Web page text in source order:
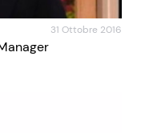
31 Ottobre 2016